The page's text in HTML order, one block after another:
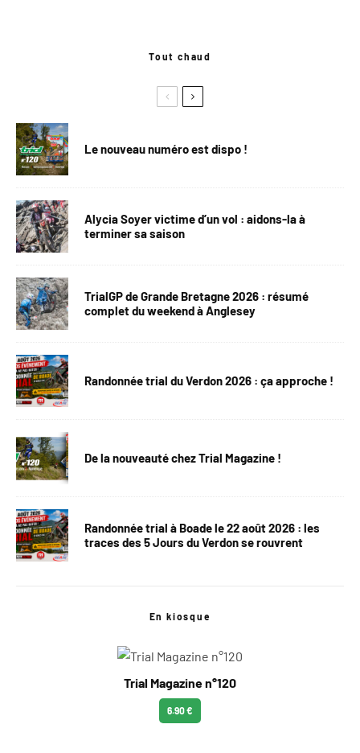
Tout chaud
Le nouveau numéro est dispo !
Alycia Soyer victime d’un vol : aidons-la à
terminer sa saison
TrialGP de Grande Bretagne 2026 : résumé
complet du weekend à Anglesey
Randonnée trial du Verdon 2026 : ça approche !
De la nouveauté chez Trial Magazine !
Randonnée trial à Boade le 22 août 2026 : les
traces des 5 Jours du Verdon se rouvrent
En kiosque
Trial Magazine n°120
6.90 €